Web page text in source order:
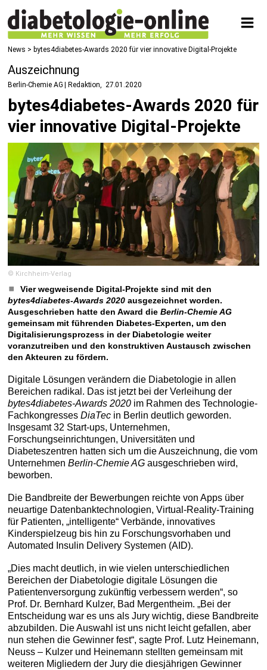
News > bytes4diabetes-Awards 2020 für vier innovative Digital-Projekte
Auszeichnung
Berlin-Chemie AG | Redaktion 27.01.2020
bytes4diabetes-Awards 2020 für
vier innovative Digital-Projekte
© Kirchheim-Verlag
Vier wegweisende Digital-Projekte sind mit den
bytes4diabetes-Awards 2020 ausgezeichnet worden.
Ausgeschrieben hatte den Award dieBerlin-Chemie AG
gemeinsam mit führenden Diabetes-Experten, um den
Digitalisierungsprozess in der Diabetologie weiter
voranzutreiben und den konstruktiven Austausch zwischen
den Akteuren zu fördern.
Digitale Lösungen verändern die Diabetologie in allen
Bereichen radikal. Das ist jetzt bei der Verleihung der
bytes4diabetes-Awards 2020 im Rahmen des Technologie-
FachkongressesDiaTec in Berlin deutlich geworden.
Insgesamt 32 Start-ups, Unternehmen,
Forschungseinrichtungen, Universitäten und
Diabeteszentren hatten sich um die Auszeichnung, die vom
UnternehmenBerlin-Chemie AG ausgeschrieben wird,
beworben.
Die Bandbreite der Bewerbungen reichte von Apps über
neuartige Datenbanktechnologien, Virtual-Reality-Training
für Patienten, „intelligente“ Verbände, innovatives
Kinderspielzeug bis hin zu Forschungsvorhaben und
Automated Insulin Delivery Systemen (AID).
„Dies macht deutlich, in wie vielen unterschiedlichen
Bereichen der Diabetologie digitale Lösungen die
Patientenversorgung zukünftig verbessern werden“, so
Prof. Dr. Bernhard Kulzer, Bad Mergentheim. „Bei der
Entscheidung war es uns als Jury wichtig, diese Bandbreite
abzubilden. Die Auswahl ist uns nicht leicht gefallen, aber
nun stehen die Gewinner fest“, sagte Prof. Lutz Heinemann,
Neuss – Kulzer und Heinemann stellten gemeinsam mit
weiteren Migliedern der Jury die diesjährigen Gewinner